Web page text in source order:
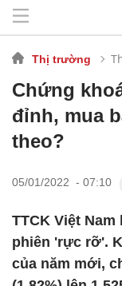
Thị trường
Chứng
đỉnh, mua
theo?
05/01/2022 - 07:10
TTCK Việt
phiên 'rực rỡ'.
của năm mới,